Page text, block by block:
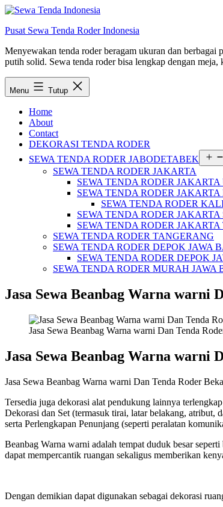
Lewati
konten
Pusat Sewa Tenda Roder Indonesia
Menyewakan tenda roder beragam ukuran dan berbagai
putih solid. Sewa tenda roder bisa lengkap dengan
Menu Tutup
Home
About
Contact
DEKORASI TENDA RODER
SEWA TENDA RODER JABODETABEK
SEWA TENDA RODER JAKARTA
SEWA TENDA RODER JAKARTA
SEWA TENDA RODER
SEWA TENDA RODER
SEWA TENDA RODER JAKARTA
SEWA TENDA RODER JAKARTA
SEWA TENDA RODER TANGERANG
SEWA TENDA RODER DEPOK JAWA
SEWA TENDA RODER DEPOK
SEWA TENDA RODER MURAH JAWA
Jasa Sewa Beanbag Warna warni
Jasa Sewa Beanbag Warna warni Dan Tenda
Jasa Sewa Beanbag Warna warni
Jasa Sewa Beanbag Warna warni Dan Tenda Roder
Tersedia juga dekorasi alat pendukung lainnya
Dekorasi dan Set (termasuk tirai, latar belakang, atribut,
serta Perlengkapan Penunjang (seperti peralatan
Beanbag Warna warni adalah tempat duduk besar
dapat mempercantik ruangan sekaligus memberikan
Dengan demikian dapat digunakan sebagai dekorasi